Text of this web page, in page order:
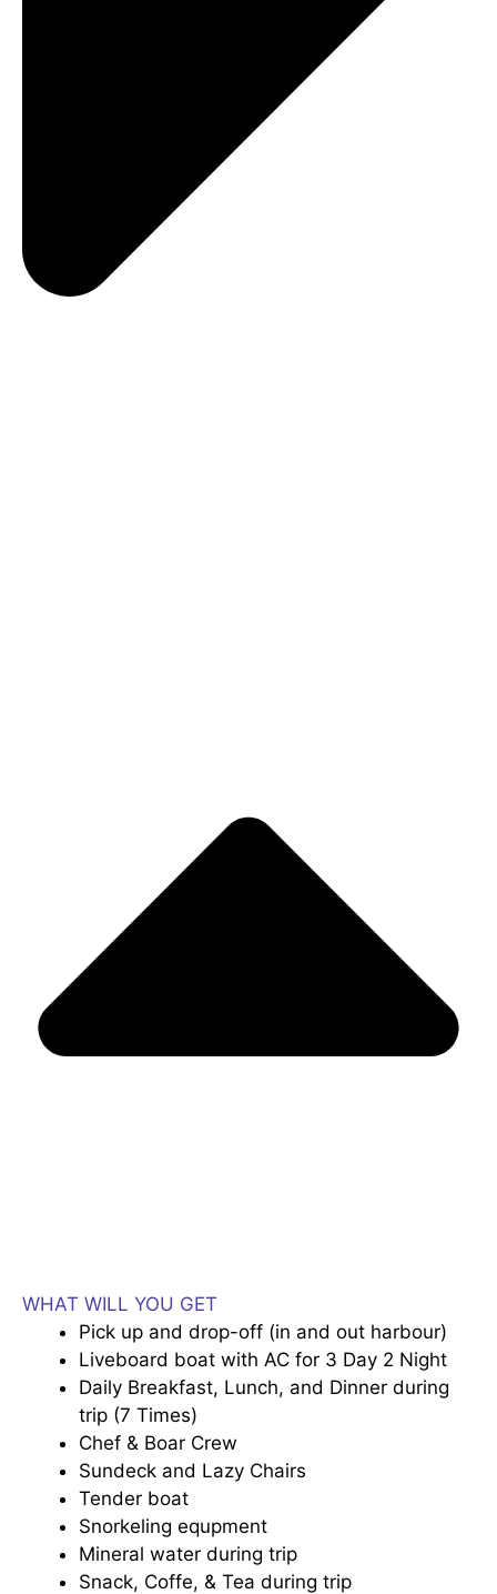
WHAT WILL YOU GET
Pick up and drop-off (in and out harbour)
Liveboard boat with AC for 3 Day 2 Night
Daily Breakfast, Lunch, and Dinner during
trip (7 Times)
Chef & Boar Crew
Sundeck and Lazy Chairs
Tender boat
Snorkeling equpment
Mineral water during trip
Snack, Coffe, & Tea during trip